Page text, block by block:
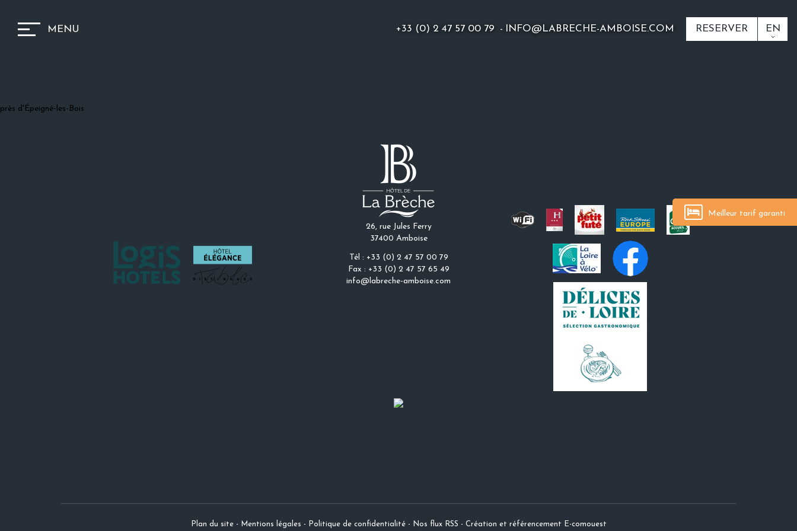
MENU +33 (0) 2 47 57 00 79 - INFO@LABRECHE-AMBOISE.COM RESERVER EN
Meilleur tarif garanti
près d'Épeigné-les-Bois
26, rue Jules Ferry
37400 Amboise
Tél : +33 (0) 2 47 57 00 79
Fax : +33 (0) 2 47 57 65 49
info@labreche-amboise.com
Plan du site- Mentions légales - Politique de confidentialité- Nos flux RSS - Création et référencement E-comouest